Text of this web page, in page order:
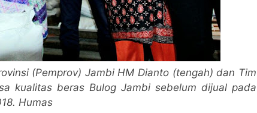
(Pemprov) Jambi HM Dianto (tengah) dan Tim
kualitas beras Bulog Jambi sebelum dijual pada
Humas